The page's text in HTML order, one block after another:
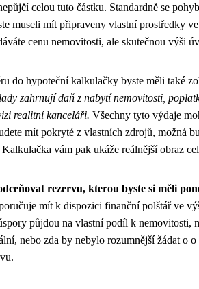
celou tuto částku. Standardně se
museli mít připraveny vlastní prostředky
cenu nemovitosti, ale skutečnou výši
do hypoteční kalkulačky byste měli také
zahrnují daň z nabytí nemovitosti,
realitní kanceláři. Všechny tyto výdaje
mít pokryté z vlastních zdrojů, možná
vám pak ukáže reálnější obraz
rezervu, kterou byste si měli
mít k dispozici finanční polštář ve
půjdou na vlastní podíl k nemovitosti,
nebo zda by nebylo rozumnější žádat o